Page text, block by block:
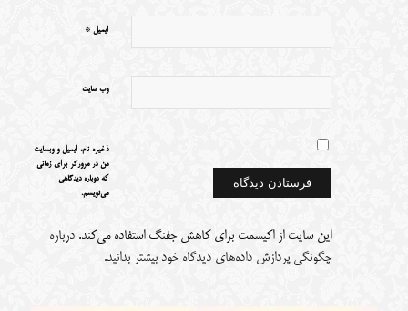
ایمیل *
وب‌ سایت
ذخیره نام، ایمیل و وبسایت
من در مرورگر برای زمانی
که دوباره دیدگاهی
می‌نویسم.
این سایت از اکیسمت برای کاهش جفنگ استفاده می‌کند. درباره
چگونگی پردازش داده‌های دیدگاه خود بیشتر بدانید.